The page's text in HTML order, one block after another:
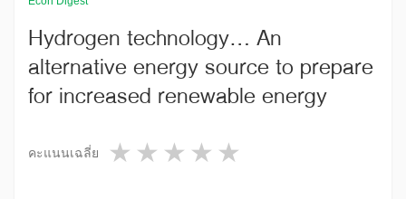
Hydrogen technology… An
alternative energy source to prepare
for increased renewable energy
คะแนนเฉลี่ย 4 stars
3 stars
2 stars
1 star